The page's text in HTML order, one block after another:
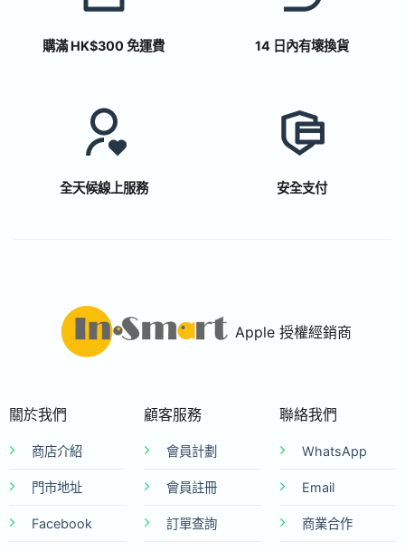
購滿 HK$300 免運費 14 日內有壞換貨
全天候線上服務 安全支付
Apple 授權經銷商
關於我們
商店介紹
門市地址
Facebook
顧客服務
會員計劃
會員註冊
訂單查詢
聯絡我們
WhatsApp
Email
商業合作